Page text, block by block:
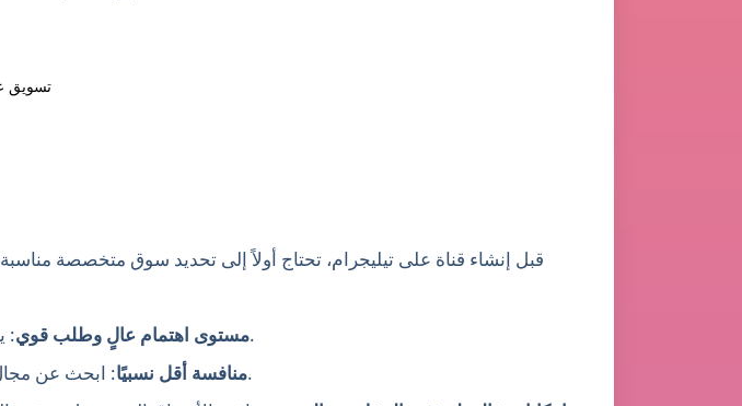
#تسويق
قبل إنشاء قناة على تيليجرام، تحتاج أولاً إلى تحديد سوق متخصصة
مستوى اهتمام عالٍ وطلب قوي: يجب أن يمتلك جمهورك حاجة قوية أو اهتمامًا كبيرًا بالمحتوى الذي تقدمه.
منافسة أقل نسبيًا: ابحث عن مجال لم يتم استغلاله بشكل كبير بعد، حتى تتمكن من بناء تأثيرك بسرعة أكبر.